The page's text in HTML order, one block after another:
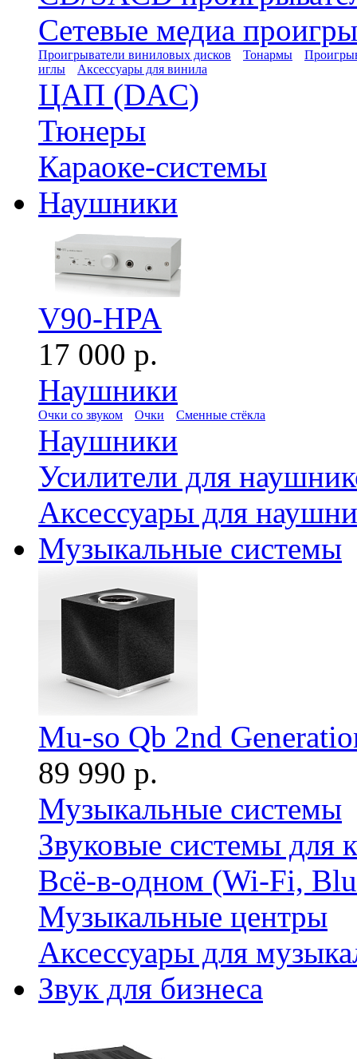
Сетевые медиа
Проигрыватели виниловых дисков Тонармы
иглы
Аксессуары для винила
ЦАП (DAC)
Тюнеры
Караоке-системы
Наушники
V90-HPA
17 000 р.
Наушники
Очки со звуком Очки Сменные стёкла
Наушники
Усилители для
Аксессуары для
Музыкальные системы
Mu-so Qb 2nd
89 990 р.
Музыкальные системы
Звуковые системы для
Всё-в-одном (Wi-Fi,
Музыкальные центры
Аксессуары для
Звук для бизнеса